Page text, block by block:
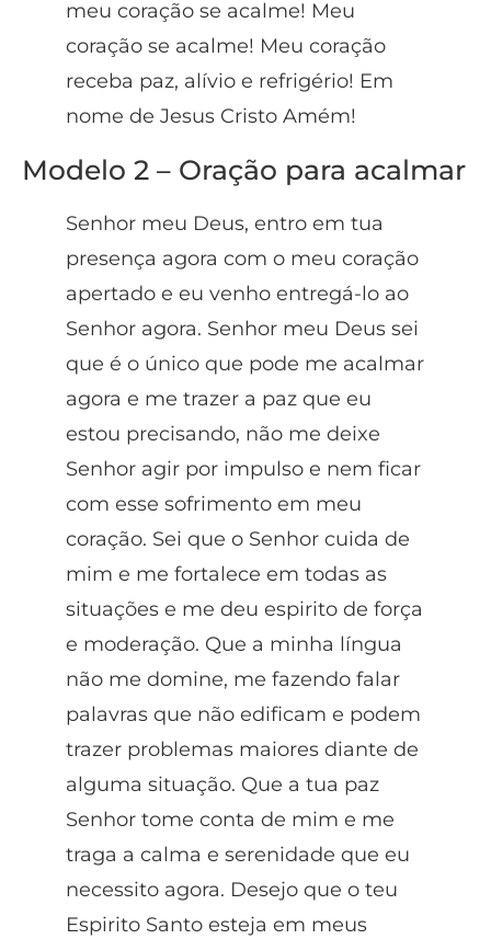
meu coração se acalme! Meu
coração se acalme! Meu coração
receba paz, alívio e refrigério! Em
nome de Jesus Cristo Amém!
Modelo 2 – Oração para acalmar
Senhor meu Deus, entro em tua
presença agora com o meu coração
apertado e eu venho entregá-lo ao
Senhor agora. Senhor meu Deus sei
que é o único que pode me acalmar
agora e me trazer a paz que eu
estou precisando, não me deixe
Senhor agir por impulso e nem ficar
com esse sofrimento em meu
coração. Sei que o Senhor cuida de
mim e me fortalece em todas as
situações e me deu espirito de força
e moderação. Que a minha língua
não me domine, me fazendo falar
palavras que não edificam e podem
trazer problemas maiores diante de
alguma situação. Que a tua paz
Senhor tome conta de mim e me
traga a calma e serenidade que eu
necessito agora. Desejo que o teu
Espirito Santo esteja em meus